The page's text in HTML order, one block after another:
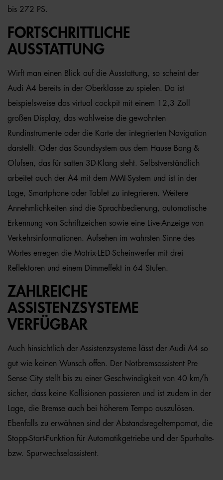
bis 272 PS.
FORTSCHRITTLICHE
AUSSTATTUNG
Wirft man einen Blick auf die Ausstattung, so scheint der
Audi A4 bereits in der Oberklasse zu spielen. Da ist
beispielsweise das virtual cockpit mit einem 12,3 Zoll
großen Display, das wahlweise die gewohnten
Rundinstrumente oder die Karte der integrierten Navigation
darstellt. Oder das Soundsystem aus dem Hause Bang &
Olufsen, das für satten 3D-Klang steht. Selbstverständlich
arbeitet auch der A4 mit dem MMI-System und ist in der
Lage, Smartphone oder Tablet zu integrieren. Weitere
Annehmlichkeiten sind die Sprachbedienung, automatische
Erkennung von Schriftzeichen sowie eine Live-Anzeige von
Verkehrsinformationen. Aufsehen im wahrsten Sinne des
Wortes erregen die Matrix-LED-Scheinwerfer mit drei
Reflektoren und einem Dimmeffekt in 64 Stufen.
ZAHLREICHE
ASSISTENZSYSTEME
VERFÜGBAR
Auch hinsichtlich der Assistenzsysteme lässt der Audi A4 so
gut wie keinen Wunsch offen. Der Notbremsassistent Pre
Sense City stellt bis zu einer Geschwindigkeit von 40 km/h
sicher, dass keine Kollisionen passieren und ist zudem in der
Lage, die Bremse auch bei höherem Tempo auszulösen.
Ebenfalls zu erwähnen sind der Abstandsregeltempomat, die
Stopp-Start-Funktion für Automatikgetriebe und der Spurhalte-
bzw. Spurwechselassistent.